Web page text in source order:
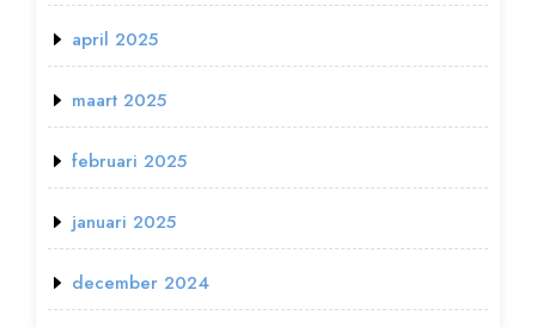
april 2025
maart 2025
februari 2025
januari 2025
december 2024